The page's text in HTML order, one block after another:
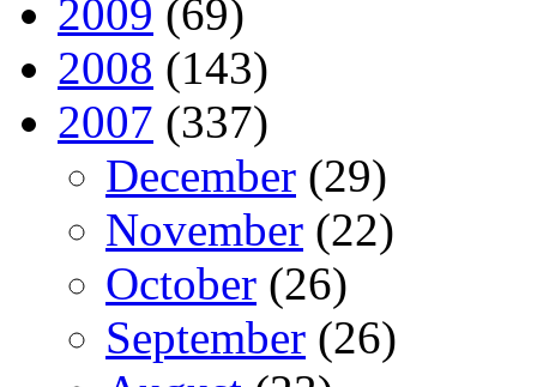
2009 (69)
2008 (143)
2007 (337)
December (29)
November (22)
October (26)
September (26)